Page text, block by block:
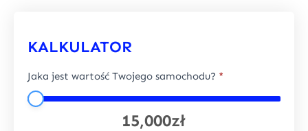
KALKULATOR
Jaka jest wartość Twojego samochodu? *
15,000zł